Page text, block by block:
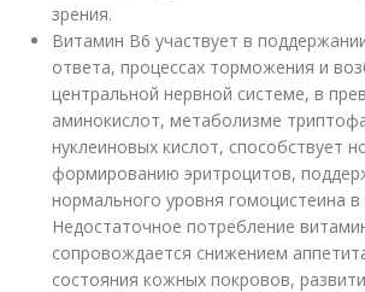
зрения.
Витамин В6 участвует в
ответа, процессах торможения и
центральной нервной системе, в
аминокислот, метаболизме
нуклеиновых кислот, способствует
формированию эритроцитов,
нормального уровня гомоцистеина в
Недостаточное потребление
сопровождается снижением
состояния кожных покровов,